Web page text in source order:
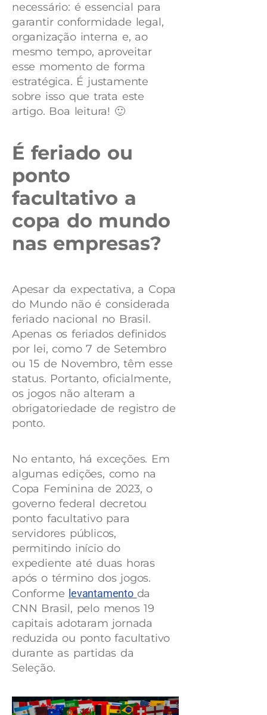
necessário: é essencial para
garantir conformidade legal,
organização interna e, ao
mesmo tempo, aproveitar
esse momento de forma
estratégica. É justamente
sobre isso que trata este
artigo. Boa leitura! 🙂
É feriado ou
ponto
facultativo a
copa do mundo
nas empresas?
Apesar da expectativa, a Copa
do Mundo não é considerada
feriado nacional no Brasil.
Apenas os feriados definidos
por lei, como 7 de Setembro
ou 15 de Novembro, têm esse
status. Portanto, oficialmente,
os jogos não alteram a
obrigatoriedade de registro de
ponto.
No entanto, há exceções. Em
algumas edições, como na
Copa Feminina de 2023, o
governo federal decretou
ponto facultativo para
servidores públicos,
permitindo início do
expediente até duas horas
após o término dos jogos.
Conforme levantamento da
CNN Brasil, pelo menos 19
capitais adotaram jornada
reduzida ou ponto facultativo
durante as partidas da
Seleção.